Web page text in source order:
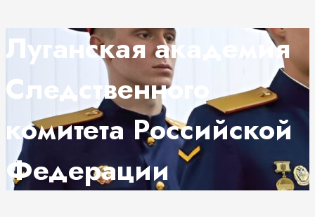
Перейти
к
содержимому
Луганская академия
Следственного
комитета Российской
Федерации